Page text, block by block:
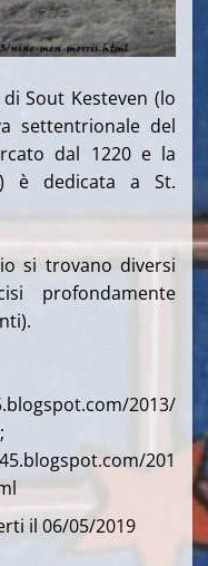
Sout Kesteven (lo
settentrionale del
dal 1220 e la
è dedicata a St.
si trovano diversi
profondamente
2013/
201
il 06/05/2019